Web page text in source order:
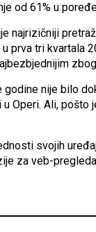
od 61% u
najrizičniji
prva tri kvartala
godine nije bilo
Operi. Ali, pošto
svojih
za veb-